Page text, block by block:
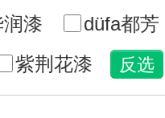
漆
düfa都芳
紫荆花漆